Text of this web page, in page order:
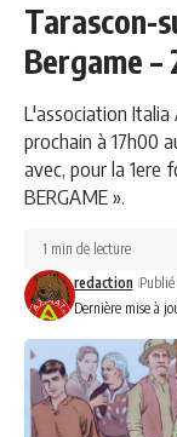
Tarascon-
Bergame –
L'association Italia
prochain à 17h00
avec, pour la 1ere
BERGAME ».
Dernière mise à
redaction
1 min de lecture